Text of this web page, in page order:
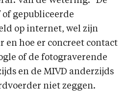
gepubliceerde
op internet, wel zijn
en hoe er concreet contact
of de fotograverende
en de MIVD anderzijds
niet zeggen.